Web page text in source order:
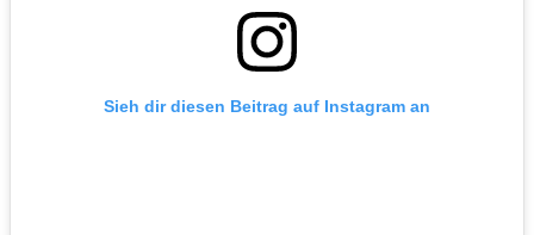
Sieh dir diesen Beitrag auf Instagram an